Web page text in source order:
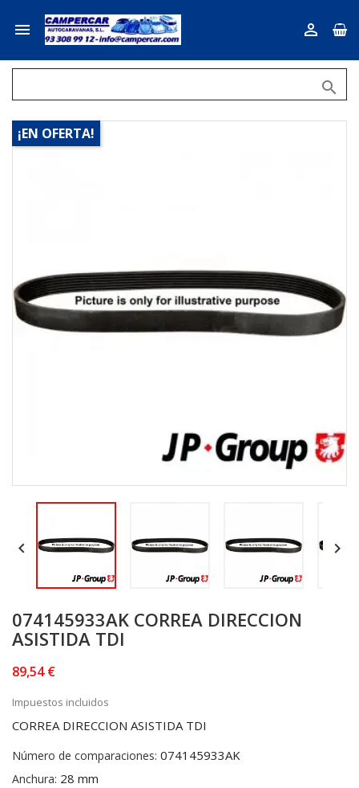
 

¡EN OFERTA!
 
074145933AK CORREA DIRECCION
ASISTIDA TDI
89,54 €
Impuestos incluidos
CORREA DIRECCION ASISTIDA TDI
Número de comparaciones: 074145933AK
Anchura: 28 mm